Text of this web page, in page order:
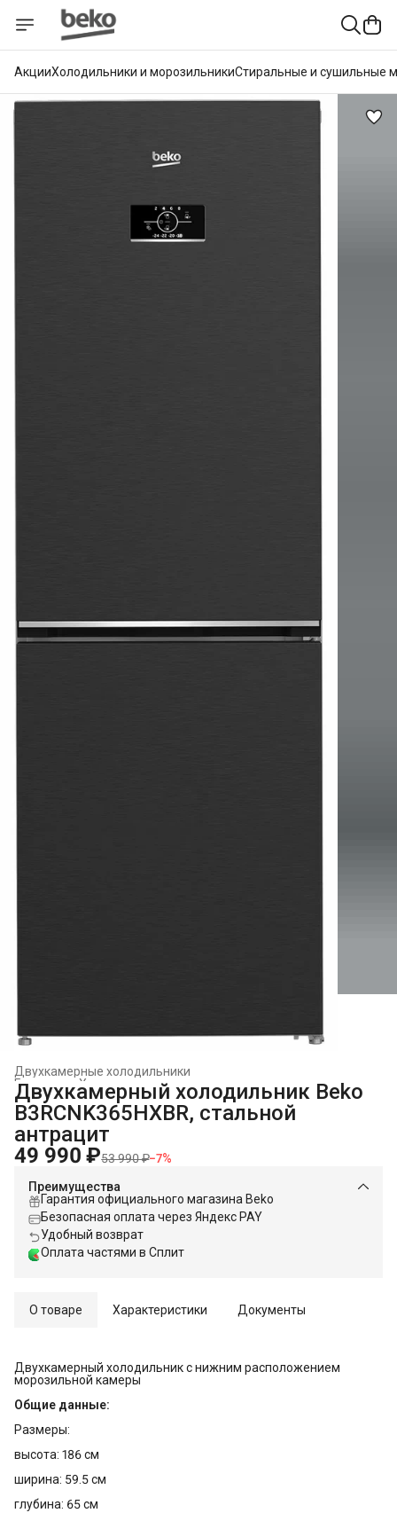
АкцииХолодильники и морозильникиСтиральные и сушильные
Двухкамерные холодильники
Холодильники и морозильники
Главная
Двухкамерный холодильник Beko
B3RCNK365HXBR, стальной
антрацит
49 990 ₽53 990 ₽−7%
Преимущества
Гарантия официального магазина Beko
Безопасная оплата через Яндекс PAY
Удобный возврат
Оплата частями в Сплит
О товаре Характеристики Документы
Двухкамерный холодильник с нижним расположением
морозильной камеры
Общие данные:
Размеры:
высота: 186 см
ширина: 59.5 см
глубина: 65 см